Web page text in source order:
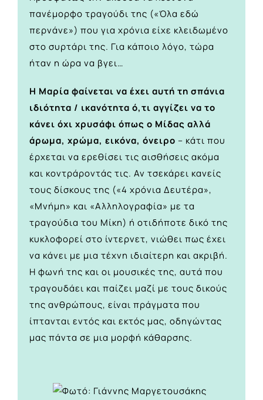
πανέμορφο τραγούδι της («Όλα εδώ
περνάνε») που για χρόνια είχε κλειδωμένο
στο συρτάρι της. Για κάποιο λόγο, τώρα
ήταν η ώρα να βγει…
Η Μαρία φαίνεται να έχει αυτή τη σπάνια
ιδιότητα / ικανότητα ό,τι αγγίζει να το
κάνει όχι χρυσάφι όπως ο Μίδας αλλά
άρωμα, χρώμα, εικόνα, όνειρο – κάτι που
έρχεται να ερεθίσει τις αισθήσεις ακόμα
και κοντράροντάς τις. Αν τσεκάρει κανείς
τους δίσκους της («4 χρόνια Δευτέρα»,
«Μνήμη» και «Αλληλογραφία» με τα
τραγούδια του Μίκη) ή οτιδήποτε δικό της
κυκλοφορεί στο ίντερνετ, νιώθει πως έχει
να κάνει με μια τέχνη ιδιαίτερη και ακριβή.
Η φωνή της και οι μουσικές της, αυτά που
τραγουδάει και παίζει μαζί με τους δικούς
της ανθρώπους, είναι πράγματα που
ίπτανται εντός και εκτός μας, οδηγώντας
μας πάντα σε μια μορφή κάθαρσης.